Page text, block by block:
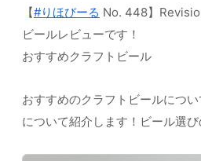
【#りほびーる No. 448】
ビールレビューです！
おすすめクラフトビール
おすすめのクラフトビールにつ
について紹介します！ビール選